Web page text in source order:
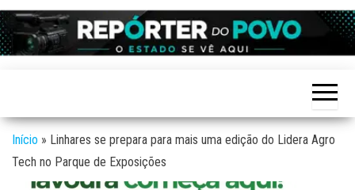
Skip
to
the
Reporter
site de
Notícias
Início » Linhares se prepara para mais uma edição do Lidera Agro
Tech no Parque de Exposições